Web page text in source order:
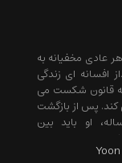
عادی مخفیانه به
افسانه ای زندگی
قانون شکست می
کند. پس از بازگشت
او باید بین
و از بین بردن
برقرار کند، در